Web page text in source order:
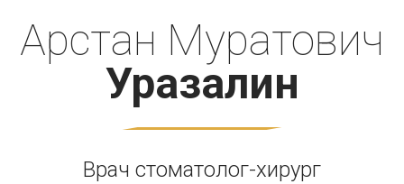
Арстан Муратович
Уразалин
Врач стоматолог-хирург